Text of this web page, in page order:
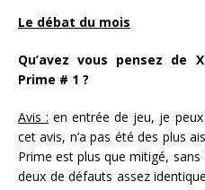
Le débat du mois
Qu’avez vous pensez de
Prime # 1 ?
Avis : en entrée de jeu, je
cet avis, n’a pas été des plus
Prime est plus que mitigé,
deux de défauts assez